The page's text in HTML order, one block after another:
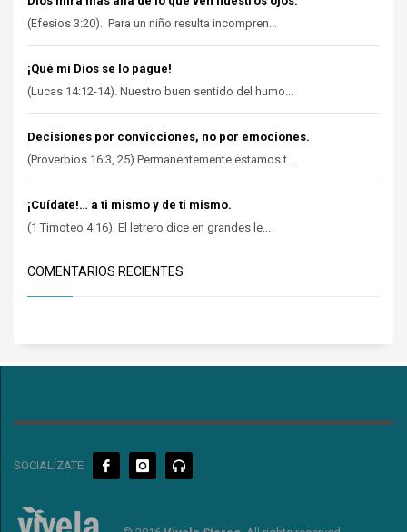
(Efesios 3:20). Para un niño resulta incompren...
¡Qué mi Dios se lo pague!
(Lucas 14:12-14). Nuestro buen sentido del humo...
Decisiones por convicciones, no por emociones.
(Proverbios 16:3, 25) Permanentemente estamos t...
¡Cuídate!… a ti mismo y de ti mismo.
(1 Timoteo 4:16). El letrero dice en grandes le...
COMENTARIOS RECIENTES
SOCIALÍZATE